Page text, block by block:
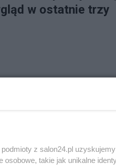
w ostatnie trzy
się tutaj swoisty
jej
z salon24.pl
takie jak unikalne